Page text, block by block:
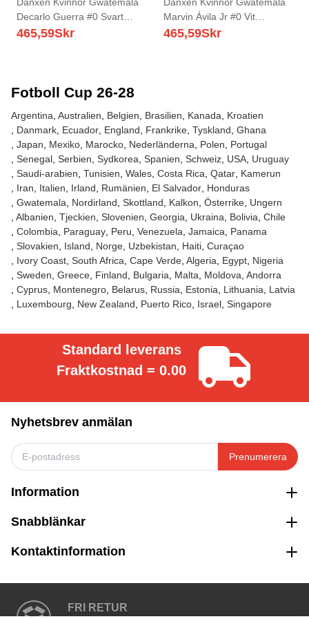
Decarlo Guerra #0 Svart
Himmelblå Vit Bortatröja
465,59Skr
Marvin Ávila Jr #0 Vit
Himmelblå Guld Hemmatröja
465,59Skr
Fotboll Cup 26-28
Argentina Australien Belgien Brasilien Kanada
Kroatien
Danmark Ecuador England Frankrike Tyskland Ghana
Japan
Mexiko Marocko Nederländerna Polen
Portugal
Senegal Serbien Sydkorea Spanien Schweiz USA Uruguay
Saudi-arabien Tunisien Wales Costa Rica Qatar Kamerun
Iran
Italien Irland Rumänien El Salvador Honduras
Gwatemala
Nordirland Skottland Kalkon Österrike Ungern
Albanien Tjeckien Slovenien Georgia Ukraina Bolivia Chile
Colombia
Paraguay Peru Venezuela Jamaica
Panama
Slovakien
Island Norge Uzbekistan Haiti Curaçao
Ivory Coast South Africa Cape Verde Algeria Egypt Nigeria
Sweden Greece Finland Bulgaria Malta Moldova Andorra
Cyprus Montenegro Belarus Russia Estonia Lithuania
Latvia
Luxembourg
New Zealand Puerto Rico Israel Singapore
Standard leverans
Fraktkostnad = 0.00
Nyhetsbrev anmälan
Prenumerera
Information
Snabblänkar
Kontaktinformation
FRI RETUR